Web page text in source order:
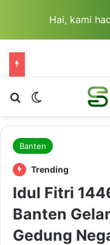
Hai, kami
Cari berita...Switch skin
Banten
Trending
Idul Fitri
Banten
Gedung